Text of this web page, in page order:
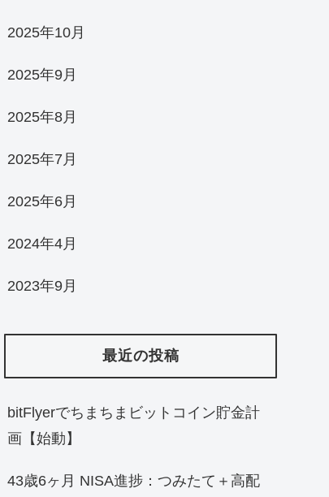
2025年10月
2025年9月
2025年8月
2025年7月
2025年6月
2024年4月
2023年9月
最近の投稿
bitFlyerでちまちまビットコイン貯金計
画【始動】
43歳6ヶ月 NISA進捗：つみたて＋高配